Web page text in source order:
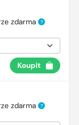
zdarma ?
Koupit
zdarma ?